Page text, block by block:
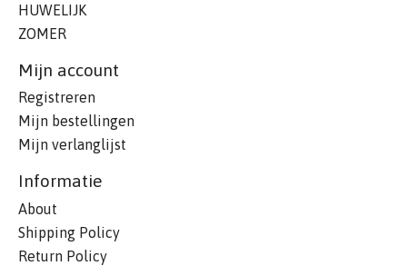
HUWELIJK
ZOMER
Mijn account
Registreren
Mijn bestellingen
Mijn verlanglijst
Informatie
About
Shipping Policy
Return Policy